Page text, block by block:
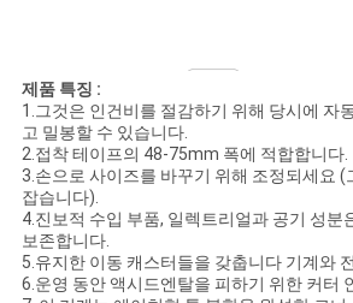
이
트
맵
PRIVACY
제품 특징 :
1.그것은 인건비를 절감하기 위해 당시에 자
고 밀봉할 수 있습니다.
2.접착 테이프의 48-75mm 폭에 적합합니다.
3.손으로 사이즈를 바꾸기 위해 조정되세요
잡습니다).
4.진보적 수입 부품, 일렉트리얼과 공기 성분
보존합니다.
5.유지한 이동 캐스터들을 갖춥니다 기계와
6.운영 동안 액시드엔탈을 피하기 위한 커터